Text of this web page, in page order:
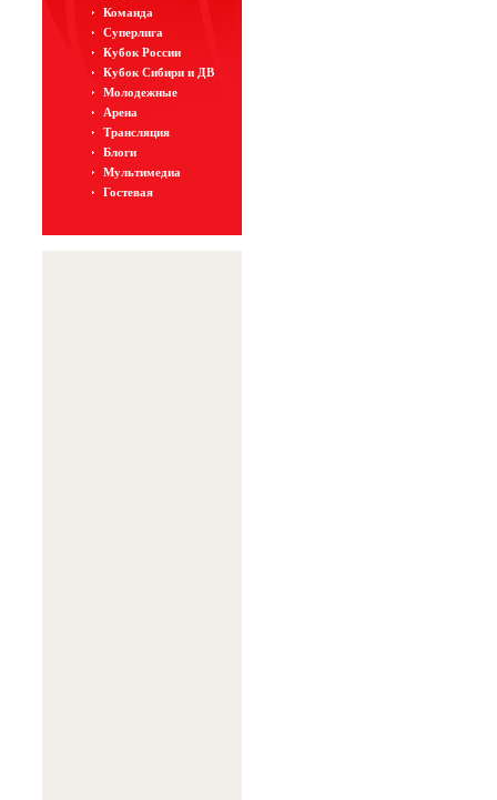
Команда
Суперлига
Кубок России
Кубок Сибири и ДВ
Молодежные
Арена
Трансляция
Блоги
Мультимедиа
Гостевая